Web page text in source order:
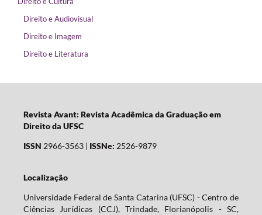
Direito e Audiovisual
Direito e Imagem
Direito e Literatura
Revista Avant: Revista Acadêmica da Graduação em
Direito da UFSC
ISSN 2966-3563 | ISSNe: 2526-9879
Localização
Universidade Federal de Santa Catarina (UFSC) - Centro de
Ciências Jurídicas (CCJ), Trindade, Florianópolis - SC,